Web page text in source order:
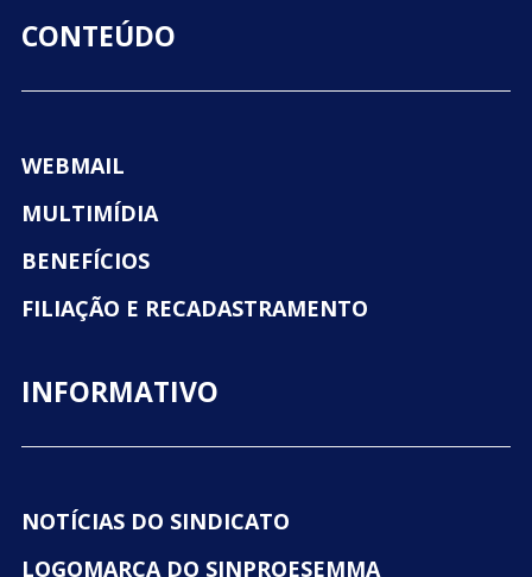
CONTEÚDO
WEBMAIL
MULTIMÍDIA
BENEFÍCIOS
FILIAÇÃO E RECADASTRAMENTO
INFORMATIVO
NOTÍCIAS DO SINDICATO
LOGOMARCA DO SINPROESEMMA